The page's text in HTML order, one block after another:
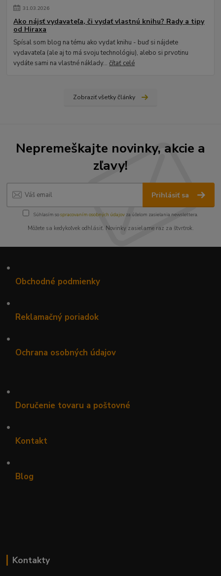
31.03.2026
Ako nájsť vydavateľa, či vydať vlastnú knihu? Rady a tipy
od Hiraxa
Spísal som blog na tému ako vydať knihu - buď si nájdete
vydavateľa (ale aj to má svoju technológiu), alebo si prvotinu
vydáte sami na vlastné náklady...čítať celé
Zobraziť všetky články
Nepremeškajte novinky, akcie a
zľavy!
Prihlásiť sa
Súhlasím sospracovaním osobných údajov za účelom zasielania newslettera.
Môžete sa kedykoľvek odhlásiť. Novinky zasielame raz za štvrťrok.
•
Obchodné podmienky
•
Reklamačný poriadok
•
Ochrana osobných údajov
•
Doručenie tovaru a poštovné
•
Kontakt
•
Blog
Kontakty